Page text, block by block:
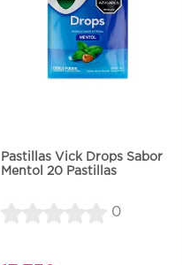
Pastillas Vick Drops Sabor
Mentol 20 Pastillas
0